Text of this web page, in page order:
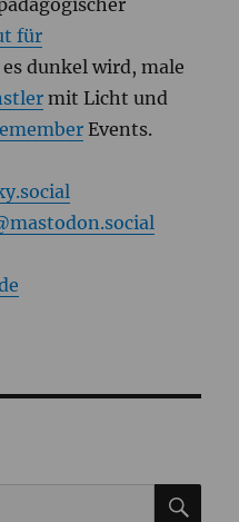
für
dunkel wird, male
mit Licht und
Events.